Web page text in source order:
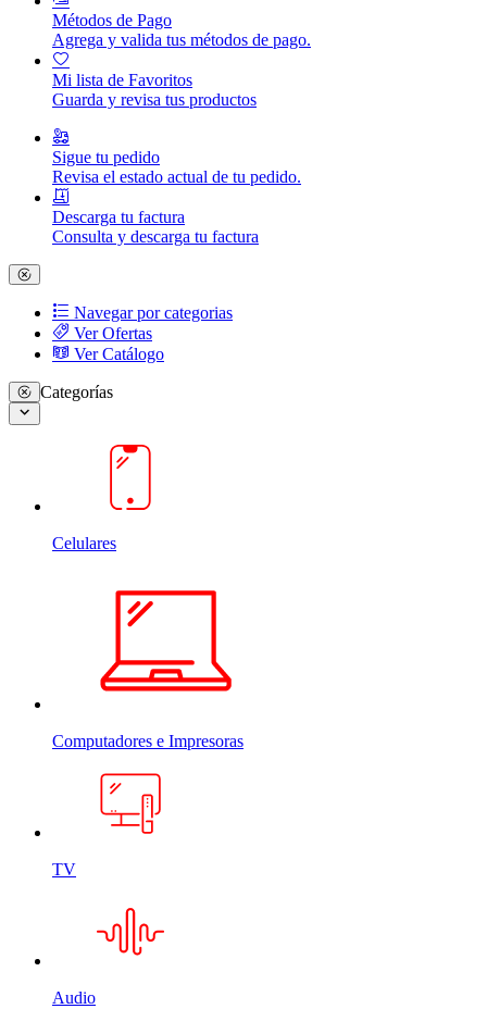
Métodos de Pago
Agrega y valida tus métodos de pago.
Mi lista de Favoritos
Guarda y revisa tus productos
Sigue tu pedido
Revisa el estado actual de tu pedido.
Descarga tu factura
Consulta y descarga tu factura
Navegar por categorias
Ver Ofertas
Ver Catálogo
Categorías
Celulares
Computadores e Impresoras
TV
Audio